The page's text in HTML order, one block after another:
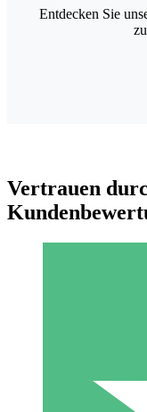
Zahlen Sie
Entdecken Sie
Vertrauen